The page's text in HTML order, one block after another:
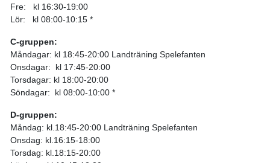
Fre: kl 16:30-19:00
Lör: kl 08:00-10:15 *
C-gruppen:
Måndagar: kl 18:45-20:00 Landträning Spelefanten
Onsdagar: kl 17:45-20:00
Torsdagar: kl 18:00-20:00
Söndagar: kl 08:00-10:00 *
D-gruppen:
Måndag: kl.18:45-20:00 Landträning Spelefanten
Onsdag: kl.16:15-18:00
Torsdag: kl.18:15-20:00